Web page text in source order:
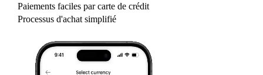
Paiements faciles par carte de crédit
Processus d'achat simplifié